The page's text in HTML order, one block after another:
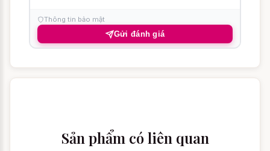
tác.
chọn ?
hiện
chỉ có duy nhất một màu
nên bạn không thể lựa chọn màu sắc
Thông tin bảo mật
Gửi đánh giá
Sản phẩm có liên quan